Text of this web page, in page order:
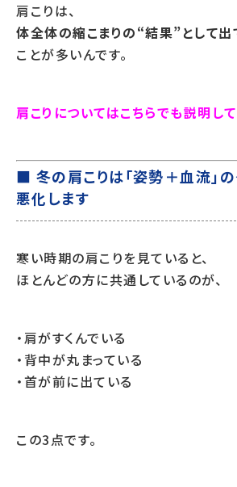
肩こりは、
体全体の縮こまりの“結果”として出
ことが多いんです。
肩こりについてはこちらでも説明し
■ 冬の肩こりは「姿勢＋血流」
悪化します
寒い時期の肩こりを見ていると、
ほとんどの方に共通しているのが、
・肩がすくんでいる
・背中が丸まっている
・首が前に出ている
この3点です。